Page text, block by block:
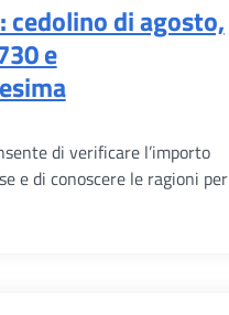
cedolino di agosto,
e
di verificare l’importo
e di conoscere le ragioni per